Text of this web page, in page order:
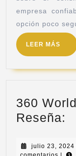
empresa
opción poco
LEER MÁS
360
Reseña:
julio 23, 2024